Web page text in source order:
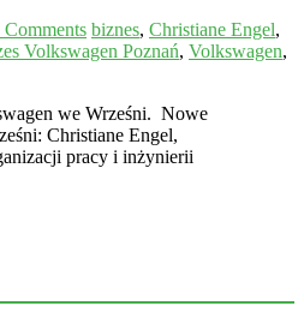
Comments biznes, Christiane Engel,
Volkswagen Poznań, Volkswagen,
we Wrześni. Nowe
Christiane Engel,
pracy i inżynierii